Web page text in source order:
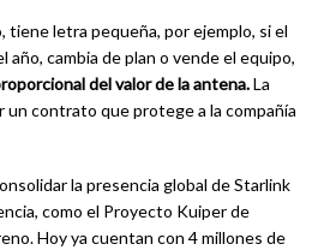
tiene letra pequeña, por ejemplo, si el
año, cambia de plan o vende el equipo,
del valor de la antena.La
un contrato que protege a la compañía
la presencia global de Starlink
como el Proyecto Kuiper de
Hoy ya cuentan con 4 millones de